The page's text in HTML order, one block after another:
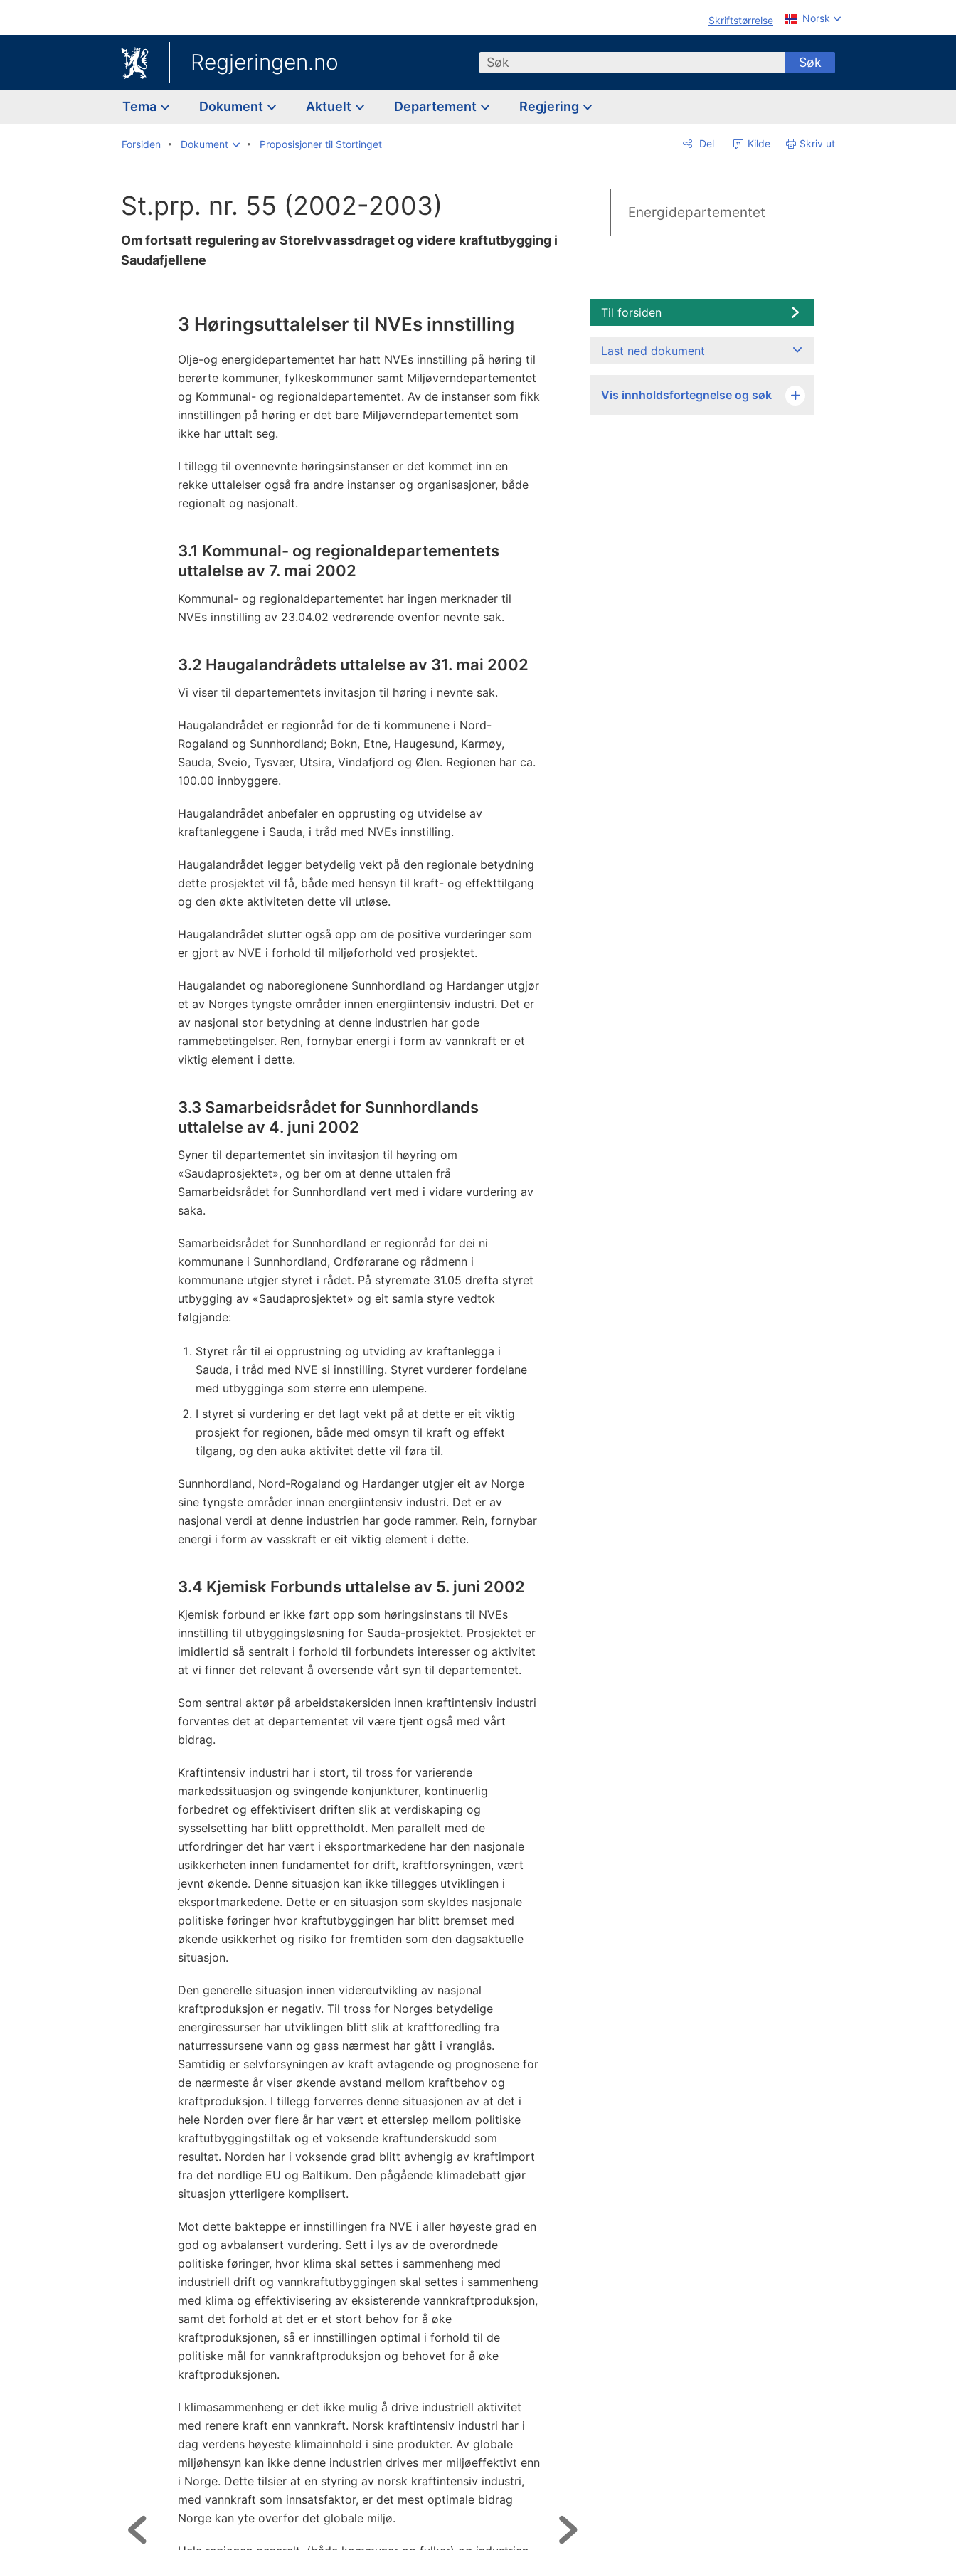
Skriftstørrelse Norsk
Regjeringen.no Søk Søk
Tema Dokument Aktuelt Departement Regjering
Forsiden Dokument Proposisjoner til Stortinget Del Kilde Skriv ut
St.prp. nr. 55 (2002-2003)
Om fortsatt regulering av Storelvvassdraget og videre kraftutbygging i
Saudafjellene
Energidepartementet
3 Høringsuttalelser til NVEs innstilling
Olje-og energidepartementet har hatt NVEs innstilling på høring til
berørte kommuner, fylkeskommuner samt Miljøverndepartementet
og Kommunal- og regionaldepartementet. Av de instanser som fikk
innstillingen på høring er det bare Miljøverndepartementet som
ikke har uttalt seg.
I tillegg til ovennevnte høringsinstanser er det kommet inn en
rekke uttalelser også fra andre instanser og organisasjoner, både
regionalt og nasjonalt.
3.1 Kommunal- og regionaldepartementets
uttalelse av 7. mai 2002
Kommunal- og regionaldepartementet har ingen merknader til
NVEs innstilling av 23.04.02 vedrørende ovenfor nevnte sak.
3.2 Haugalandrådets uttalelse av 31. mai 2002
Vi viser til departementets invitasjon til høring i nevnte sak.
Haugalandrådet er regionråd for de ti kommunene i Nord-
Rogaland og Sunnhordland; Bokn, Etne, Haugesund, Karmøy,
Sauda, Sveio, Tysvær, Utsira, Vindafjord og Ølen. Regionen har ca.
100.00 innbyggere.
Haugalandrådet anbefaler en opprusting og utvidelse av
kraftanleggene i Sauda, i tråd med NVEs innstilling.
Haugalandrådet legger betydelig vekt på den regionale betydning
dette prosjektet vil få, både med hensyn til kraft- og effekttilgang
og den økte aktiviteten dette vil utløse.
Haugalandrådet slutter også opp om de positive vurderinger som
er gjort av NVE i forhold til miljøforhold ved prosjektet.
Haugalandet og naboregionene Sunnhordland og Hardanger utgjør
et av Norges tyngste områder innen energiintensiv industri. Det er
av nasjonal stor betydning at denne industrien har gode
rammebetingelser. Ren, fornybar energi i form av vannkraft er et
viktig element i dette.
3.3 Samarbeidsrådet for Sunnhordlands
uttalelse av 4. juni 2002
Syner til departementet sin invitasjon til høyring om
«Saudaprosjektet», og ber om at denne uttalen frå
Samarbeidsrådet for Sunnhordland vert med i vidare vurdering av
saka.
Samarbeidsrådet for Sunnhordland er regionråd for dei ni
kommunane i Sunnhordland, Ordførarane og rådmenn i
kommunane utgjer styret i rådet. På styremøte 31.05 drøfta styret
utbygging av «Saudaprosjektet» og eit samla styre vedtok
følgjande:
Styret rår til ei opprustning og utviding av kraftanlegga i
Sauda, i tråd med NVE si innstilling. Styret vurderer fordelane
med utbygginga som større enn ulempene.
I styret si vurdering er det lagt vekt på at dette er eit viktig
prosjekt for regionen, både med omsyn til kraft og effekt
tilgang, og den auka aktivitet dette vil føra til.
Sunnhordland, Nord-Rogaland og Hardanger utgjer eit av Norge
sine tyngste områder innan energiintensiv industri. Det er av
nasjonal verdi at denne industrien har gode rammer. Rein, fornybar
energi i form av vasskraft er eit viktig element i dette.
3.4 Kjemisk Forbunds uttalelse av 5. juni 2002
Kjemisk forbund er ikke ført opp som høringsinstans til NVEs
innstilling til utbyggingsløsning for Sauda-prosjektet. Prosjektet er
imidlertid så sentralt i forhold til forbundets interesser og aktivitet
at vi finner det relevant å oversende vårt syn til departementet.
Som sentral aktør på arbeidstakersiden innen kraftintensiv industri
forventes det at departementet vil være tjent også med vårt
bidrag.
Kraftintensiv industri har i stort, til tross for varierende
markedssituasjon og svingende konjunkturer, kontinuerlig
forbedret og effektivisert driften slik at verdiskaping og
sysselsetting har blitt opprettholdt. Men parallelt med de
utfordringer det har vært i eksportmarkedene har den nasjonale
usikkerheten innen fundamentet for drift, kraftforsyningen, vært
jevnt økende. Denne situasjon kan ikke tillegges utviklingen i
eksportmarkedene. Dette er en situasjon som skyldes nasjonale
politiske føringer hvor kraftutbyggingen har blitt bremset med
økende usikkerhet og risiko for fremtiden som den dagsaktuelle
situasjon.
Den generelle situasjon innen videreutvikling av nasjonal
kraftproduksjon er negativ. Til tross for Norges betydelige
energiressurser har utviklingen blitt slik at kraftforedling fra
naturressursene vann og gass nærmest har gått i vranglås.
Samtidig er selvforsyningen av kraft avtagende og prognosene for
de nærmeste år viser økende avstand mellom kraftbehov og
kraftproduksjon. I tillegg forverres denne situasjonen av at det i
hele Norden over flere år har vært et etterslep mellom politiske
kraftutbyggingstiltak og et voksende kraftunderskudd som
resultat. Norden har i voksende grad blitt avhengig av kraftimport
fra det nordlige EU og Baltikum. Den pågående klimadebatt gjør
situasjon ytterligere komplisert.
Mot dette bakteppe er innstillingen fra NVE i aller høyeste grad en
god og avbalansert vurdering. Sett i lys av de overordnede
politiske føringer, hvor klima skal settes i sammenheng med
industriell drift og vannkraftutbyggingen skal settes i sammenheng
med klima og effektivisering av eksisterende vannkraftproduksjon,
samt det forhold at det er et stort behov for å øke
kraftproduksjonen, så er innstillingen optimal i forhold til de
politiske mål for vannkraftproduksjon og behovet for å øke
kraftproduksjonen.
I klimasammenheng er det ikke mulig å drive industriell aktivitet
med renere kraft enn vannkraft. Norsk kraftintensiv industri har i
dag verdens høyeste klimainnhold i sine produkter. Av globale
miljøhensyn kan ikke denne industrien drives mer miljøeffektivt enn
i Norge. Dette tilsier at en styring av norsk kraftintensiv industri,
med vannkraft som innsatsfaktor, er det mest optimale bidrag
Norge kan yte overfor det globale miljø.
Til forsiden
Last ned dokument
Vis innholdsfortegnelse og søk